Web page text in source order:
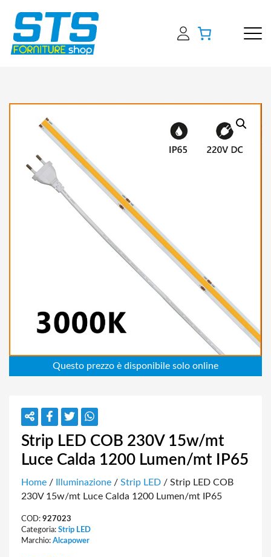
Strip LED COB 230V 15w/mt
Luce Calda 1200 Lumen/mt IP65
Home / Illuminazione / Strip LED / Strip LED COB
230V 15w/mt Luce Calda 1200 Lumen/mt IP65
COD: 927023
Categoria: Strip LED
Marchio: Alcapower